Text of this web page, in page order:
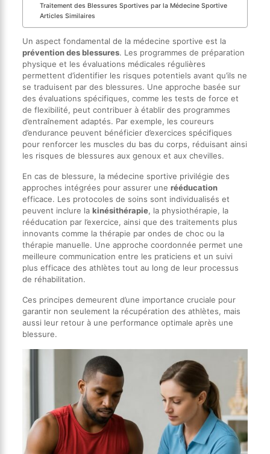
Traitement des Blessures Sportives par la Médecine Sportive
Articles Similaires
Un aspect fondamental de la médecine sportive est la
prévention des blessures. Les programmes de préparation
physique et les évaluations médicales régulières
permettent d’identifier les risques potentiels avant qu’ils ne
se traduisent par des blessures. Une approche basée sur
des évaluations spécifiques, comme les tests de force et
de flexibilité, peut contribuer à établir des programmes
d’entraînement adaptés. Par exemple, les coureurs
d’endurance peuvent bénéficier d’exercices spécifiques
pour renforcer les muscles du bas du corps, réduisant ainsi
les risques de blessures aux genoux et aux chevilles.
En cas de blessure, la médecine sportive privilégie des
approches intégrées pour assurer une rééducation
efficace. Les protocoles de soins sont individualisés et
peuvent inclure la kinésithérapie, la physiothérapie, la
rééducation par l’exercice, ainsi que des traitements plus
innovants comme la thérapie par ondes de choc ou la
thérapie manuelle. Une approche coordonnée permet une
meilleure communication entre les praticiens et un suivi
plus efficace des athlètes tout au long de leur processus
de réhabilitation.
Ces principes demeurent d’une importance cruciale pour
garantir non seulement la récupération des athlètes, mais
aussi leur retour à une performance optimale après une
blessure.